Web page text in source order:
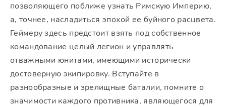
позволяющего поближе узнать Римскую Империю,
а, точнее, насладиться эпохой ее буйного расцвета.
Геймеру здесь предстоит взять под собственное
командование целый легион и управлять
отважными юнитами, имеющими исторически
достоверную экипировку. Вступайте в
разнообразные и зрелищные баталии, помните о
значимости каждого противника, являющегося для